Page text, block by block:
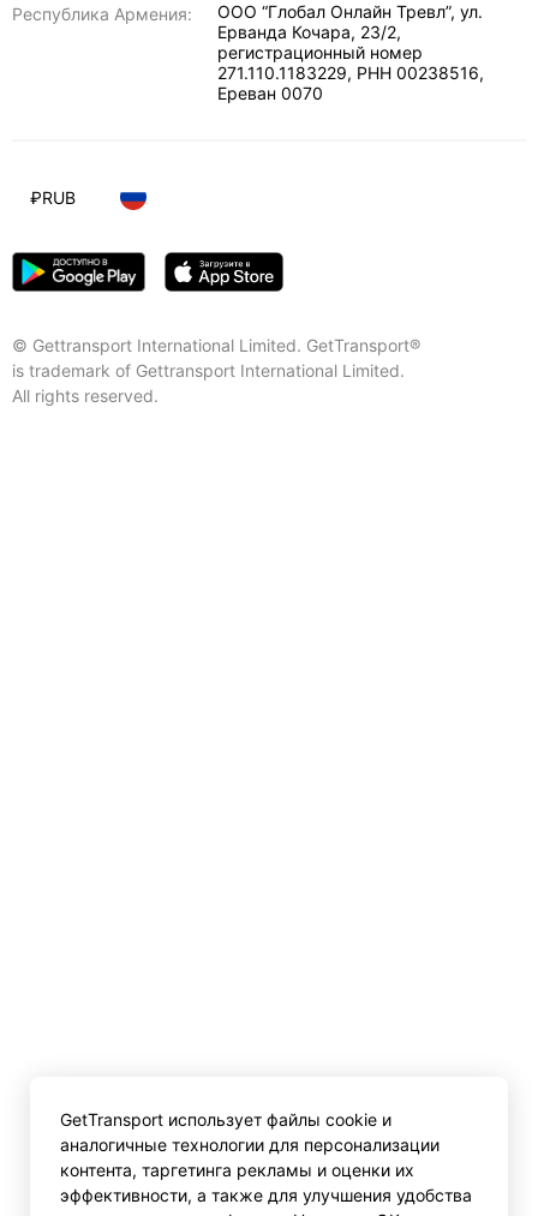
Республика Армения:
ООО “Глобал Онлайн Тревл”, ул.
Ерванда Кочара, 23/2,
регистрационный номер
271.110.1183229, РНН 00238516,
Ереван 0070
© Gettransport International Limited. GetTransport®
is trademark of Gettransport International Limited.
All rights reserved.
₽RUB
GetTransport использует файлы cookie и
аналогичные технологии для персонализации
контента, таргетинга рекламы и оценки их
эффективности, а также для улучшения удобства